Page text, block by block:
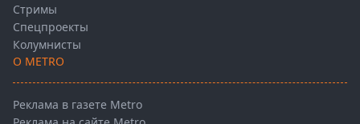
Стримы
Спецпроекты
Колумнисты
О METRO
Реклама в газете Metro